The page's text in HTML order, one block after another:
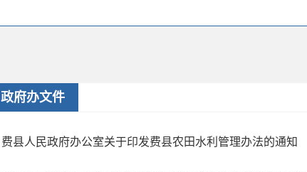
政府办文件
费县人民政府办公室关于印发费县农田水利管理办法的通知